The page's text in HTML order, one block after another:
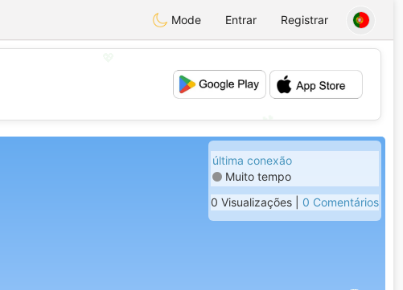
Mode Entrar Registrar
última conexão
Muito tempo
0 Visualizações | 0 Comentários